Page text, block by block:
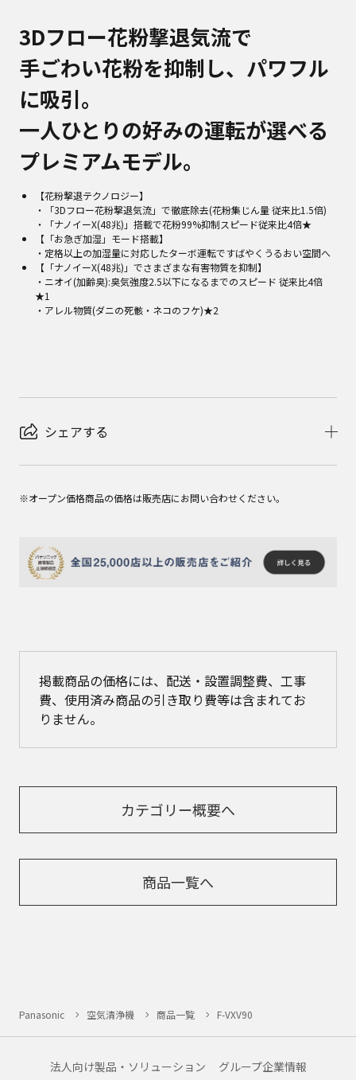
3Dフロー花粉撃退気流で
手ごわい花粉を抑制し、パワフル
に吸引。
一人ひとりの好みの運転が選べる
プレミアムモデル。
【花粉撃退テクノロジー】
・「3Dフロー花粉撃退気流」で徹底除去(花粉集じん量 従来比1.5倍)
・「ナノイーX(48兆)」搭載で花粉99%抑制スピード従来比4倍★
【「お急ぎ加湿」モード搭載】
・定格以上の加湿量に対応したターボ運転ですばやくうるおい空間へ
【「ナノイーX(48兆)」でさまざまな有害物質を抑制】
・ニオイ(加齢臭):臭気強度2.5以下になるまでのスピード 従来比4倍
★1
・アレル物質(ダニの死骸・ネコのフケ)★2
シェアする
※オープン価格商品の価格は販売店にお問い合わせください。
掲載商品の価格には、配送・設置調整費、工事
費、使用済み商品の引き取り費等は含まれてお
りません。
カテゴリー概要へ
商品一覧へ
Panasonic 空気清浄機 商品一覧 F-VXV90
法人向け製品・ソリューション グループ企業情報